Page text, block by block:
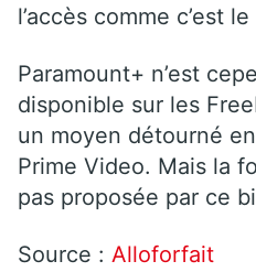
l’accès comme c’est
Paramount+ n’est
disponible sur les
un moyen détourné
Prime Video. Mais la
pas proposée par ce
Source : Alloforfait